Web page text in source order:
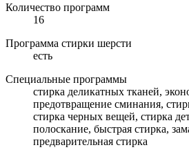
Количество программ
16
Программа стирки шерсти
есть
Специальные программы
стирка деликатных тканей,
предотвращение сминания,
стирка черных вещей, стирка
полоскание, быстрая стирка,
предварительная стирка